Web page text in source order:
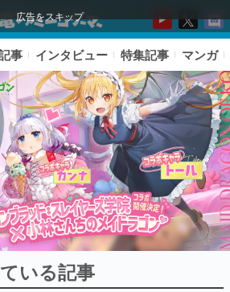
広告をスキップ
プ
事 インタビュー 特集記事 マンガ
いる記事